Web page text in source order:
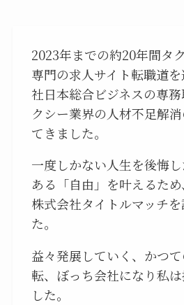
2023年までの約20年間タ
専門の求人サイト転職道
社日本総合ビジネスの専
クシー業界の人材不足解
てきました。
一度しかない人生を後悔
ある「自由」を叶えるた
株式会社タイトルマッチ
た。
益々発展していく、かつ
転、ぼっち会社になり私
した。